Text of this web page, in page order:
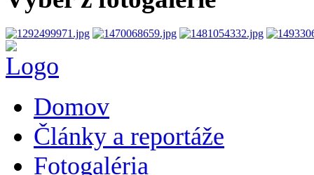
Domov
Články a reportáže
Fotogaléria